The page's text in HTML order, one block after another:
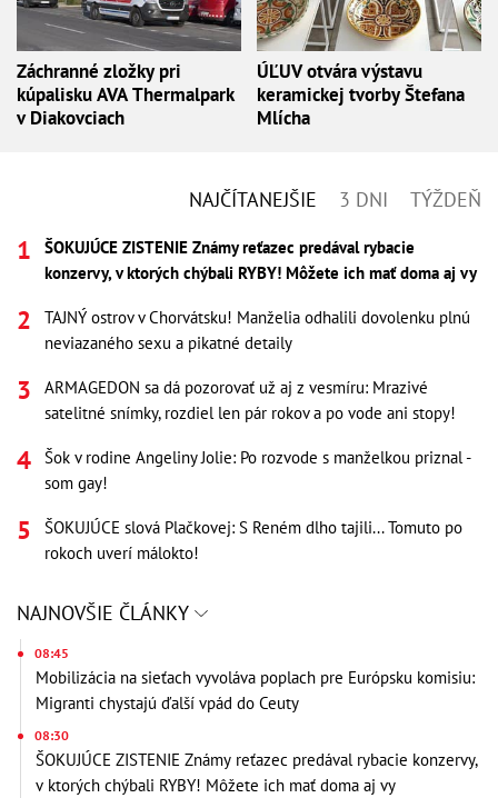
Záchranné zložky pri
kúpalisku AVA Thermalpark
v Diakovciach
ÚĽUV otvára výstavu
keramickej tvorby Štefana
Mlícha
NAJČÍTANEJŠIE 3 DNI TÝŽDEŇ
ŠOKUJÚCE ZISTENIE Známy reťazec predával rybacie
konzervy, v ktorých chýbali RYBY! Môžete ich mať doma aj vy
TAJNÝ ostrov v Chorvátsku! Manželia odhalili dovolenku plnú
neviazaného sexu a pikatné detaily
ARMAGEDON sa dá pozorovať už aj z vesmíru: Mrazivé
satelitné snímky, rozdiel len pár rokov a po vode ani stopy!
Šok v rodine Angeliny Jolie: Po rozvode s manželkou priznal -
som gay!
ŠOKUJÚCE slová Plačkovej: S Reném dlho tajili... Tomuto po
rokoch uverí málokto!
NAJNOVŠIE ČLÁNKY
08:45
Mobilizácia na sieťach vyvoláva poplach pre Európsku komisiu:
Migranti chystajú ďalší vpád do Ceuty
08:30
ŠOKUJÚCE ZISTENIE Známy reťazec predával rybacie konzervy,
v ktorých chýbali RYBY! Môžete ich mať doma aj vy